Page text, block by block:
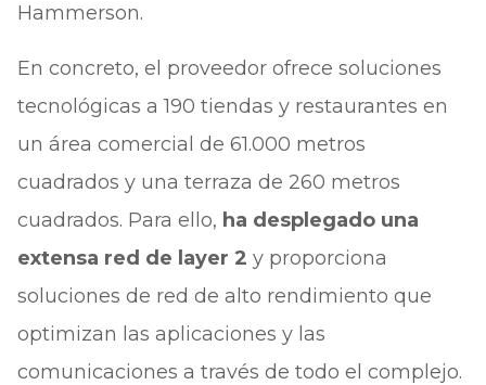
Hammerson.
En concreto, el proveedor ofrece soluciones
tecnológicas a 190 tiendas y restaurantes en
un área comercial de 61.000 metros
cuadrados y una terraza de 260 metros
cuadrados. Para ello, ha desplegado una
extensa red de layer 2 y proporciona
soluciones de red de alto rendimiento que
optimizan las aplicaciones y las
comunicaciones a través de todo el complejo.